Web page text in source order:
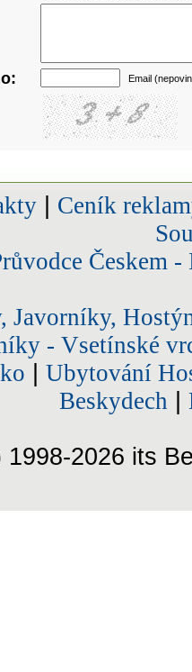
Email
| Ceník
Českem
Javorníky,
- Vsetínské
Ubytování
Beskydech
1998-2026 its